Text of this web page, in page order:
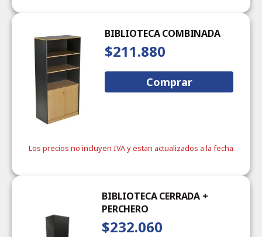
BIBLIOTECA COMBINADA
$211.880
Comprar
Los precios no incluyen IVA y estan actualizados a la fecha
BIBLIOTECA CERRADA +
PERCHERO
$232.060